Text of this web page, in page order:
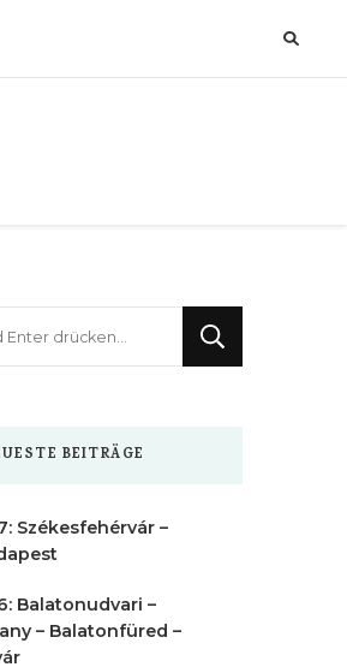
BEITRÄGE
Székesfehérvár –
Balatonudvari –
– Balatonfüred –